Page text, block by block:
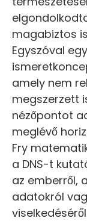
magabiztos
Egyszóval
amely nem
megszerzett
nézőpontot
meglévő
Fry
a DNS-t
az emberről,
adatokról